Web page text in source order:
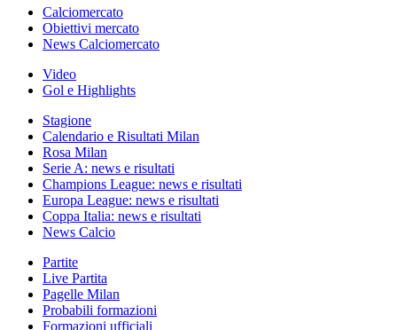
Calciomercato
Obiettivi mercato
News Calciomercato
Video
Gol e Highlights
Stagione
Calendario e Risultati Milan
Rosa Milan
Serie A: news e risultati
Champions League: news e risultati
Europa League: news e risultati
Coppa Italia: news e risultati
News Calcio
Partite
Live Partita
Pagelle Milan
Probabili formazioni
Formazioni ufficiali